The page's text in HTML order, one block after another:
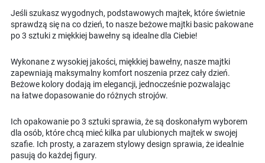
Jeśli szukasz wygodnych, podstawowych majtek, które świetnie
sprawdzą się na co dzień, to nasze beżowe majtki basic pakowane
po 3 sztuki z miękkiej bawełny są idealne dla Ciebie!
Wykonane z wysokiej jakości, miękkiej bawełny, nasze majtki
zapewniają maksymalny komfort noszenia przez cały dzień.
Beżowe kolory dodają im elegancji, jednocześnie pozwalając
na łatwe dopasowanie do różnych strojów.
Ich opakowanie po 3 sztuki sprawia, że są doskonałym wyborem
dla osób, które chcą mieć kilka par ulubionych majtek w swojej
szafie. Ich prosty, a zarazem stylowy design sprawia, że idealnie
pasują do każdej figury.